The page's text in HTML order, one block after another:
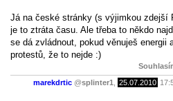
Já na české stránky (s výjimkou zdejší
je to ztráta času. Ale třeba to někdo
se dá zvládnout, pokud věnuješ energii
protestů, že to nejde :)
marekdrtic @splinter1 25.07.2010